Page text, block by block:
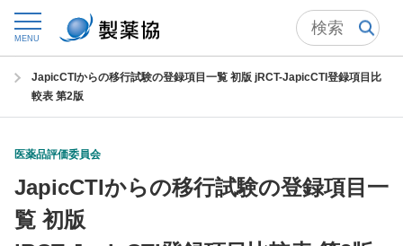
MENU
トップ 委員会からの情報発信 医薬品評価委員会
JapicCTIからの移行試験の登録項目一覧 初版 jRCT-JapicCTI登録項目比
較表 第2版
医薬品評価委員会
JapicCTIからの移行試験の登録項目一
覧 初版